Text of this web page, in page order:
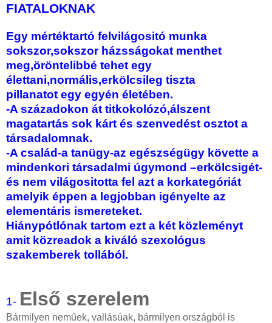
FIATALOKNAK
Egy mértéktartó felvilágositó munka
sokszor,sokszor házsságokat menthet
meg,öröntelibbé tehet egy
élettani,normális,erkölcsileg tiszta
pillanatot egy egyén életében.
-A századokon át titkokolózó,álszent
magatartás sok kárt és szenvedést osztot a
társadalomnak.
-A család-a tanügy-az egészségügy követte a
mindenkori társadalmi úgymond –erkölcsigét-
és nem világositotta fel azt a korkategóriát
amelyik éppen a legjobban igényelte az
elementáris ismereteket.
Hiánypótlónak tartom ezt a két közleményt
amit közreadok a kiváló szexológus
szakemberek tollából.
1- Első szerelem
Bármilyen neműek, vallásúak, bármilyen országból is